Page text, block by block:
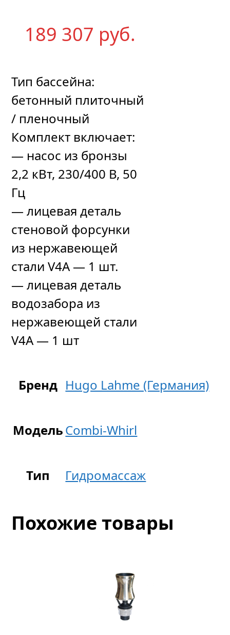
189 307 руб.
Тип бассейна:
бетонный плиточный
/ пленочный
Комплект включает:
— насос из бронзы
2,2 кВт, 230/400 В, 50
Гц
— лицевая деталь
стеновой форсунки
из нержавеющей
стали V4A — 1 шт.
— лицевая деталь
водозабора из
нержавеющей стали
V4A — 1 шт
Бренд Hugo Lahme (Германия)
МодельCombi-Whirl
Тип Гидромассаж
Похожие товары